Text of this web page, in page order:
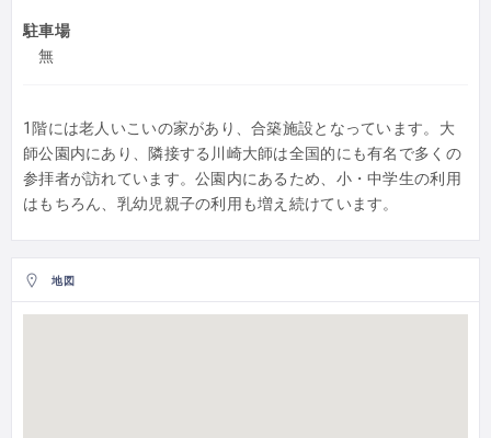
駐車場
無
1階には老人いこいの家があり、合築施設となっています。大
師公園内にあり、隣接する川崎大師は全国的にも有名で多くの
参拝者が訪れています。公園内にあるため、小・中学生の利用
はもちろん、乳幼児親子の利用も増え続けています。
地図